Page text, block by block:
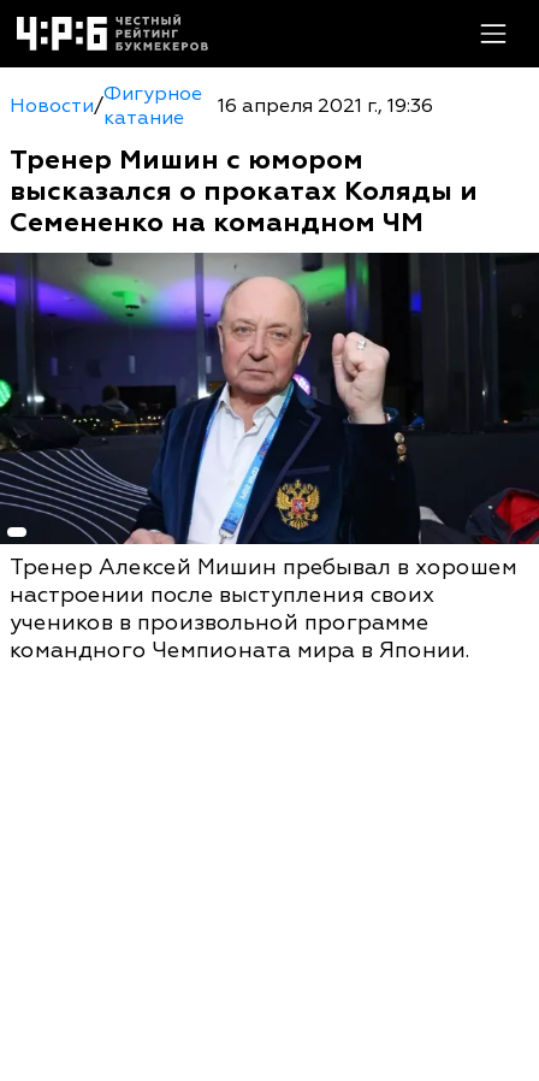
Новости/Фигурное
катание
16 апреля 2021 г., 19:36
Тренер Мишин с юмором
высказался о прокатах Коляды и
Семененко на командном ЧМ
Тренер Алексей Мишин пребывал в хорошем
настроении после выступления своих
учеников в произвольной программе
командного Чемпионата мира в Японии.